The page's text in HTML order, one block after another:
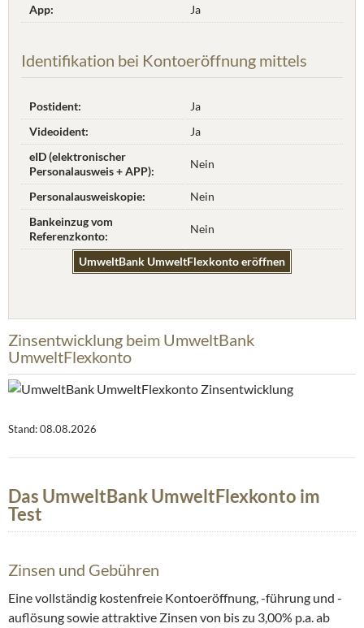
App:
Ja
Identifikation bei Kontoeröffnung mittels
Postident:
Ja
Videoident:
Ja
eID (elektronischer
Personalausweis + APP):
Nein
Personalausweiskopie:
Nein
Bankeinzug vom
Referenzkonto:
Nein
UmweltBank UmweltFlexkonto eröffnen
Zinsentwicklung beim UmweltBank
UmweltFlexkonto
Stand: 08.08.2026
Das UmweltBank UmweltFlexkonto im
Test
Zinsen und Gebühren
Eine vollständig kostenfreie Kontoeröffnung, -führung und -
auflösung sowie attraktive Zinsen von bis zu 3,00% p.a. ab